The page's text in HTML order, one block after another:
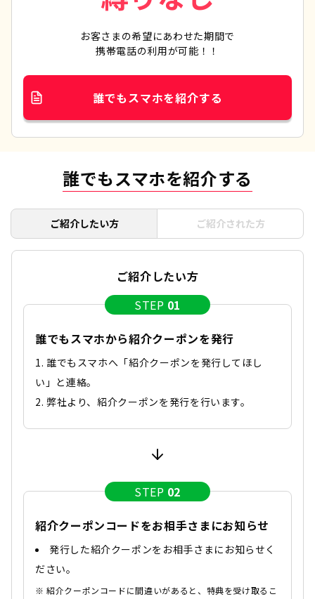
お客さまの希望にあわせた期間で
携帯電話の利用が可能！！
誰でもスマホを紹介する
誰でもスマホを紹介する
ご紹介したい方 ご紹介された方
ご紹介したい方
STEP 01
誰でもスマホから紹介クーポンを発行
誰でもスマホへ「紹介クーポンを発行してほし
い」と連絡。
弊社より、紹介クーポンを発行を行います。
STEP 02
紹介クーポンコードをお相手さまにお知らせ
発行した紹介クーポンをお相手さまにお知らせく
ださい。
紹介クーポンコードに間違いがあると、特典を受け取るこ